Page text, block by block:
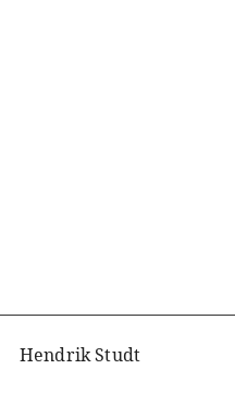
Hendrik Studt